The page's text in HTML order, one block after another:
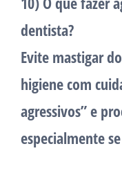
dentista?
Evite mastigar
higiene com
agressivos” e
especialmente